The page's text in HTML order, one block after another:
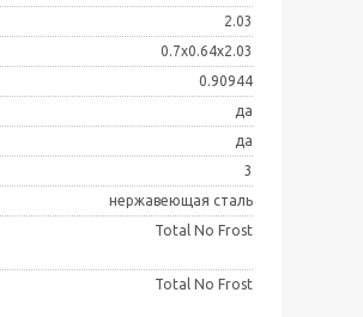
2.03
0.7x0.64x2.03
0.90944
да
да
3
нержавеющая сталь
Total No Frost
Total No Frost